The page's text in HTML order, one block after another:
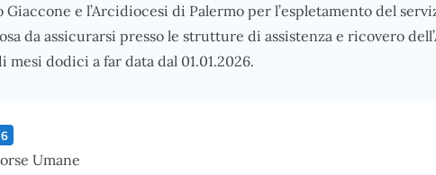
Giaccone e l’Arcidiocesi di Palermo per l’espletamento del
da assicurarsi presso le strutture di assistenza e ricovero
mesi dodici a far data dal 01.01.2026.
Umane